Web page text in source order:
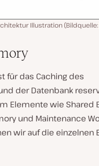
Illustration (Bildquelle:
für das Caching des
der Datenbank
Elemente wie Shared
und Maintenance
wir auf die einzelnen